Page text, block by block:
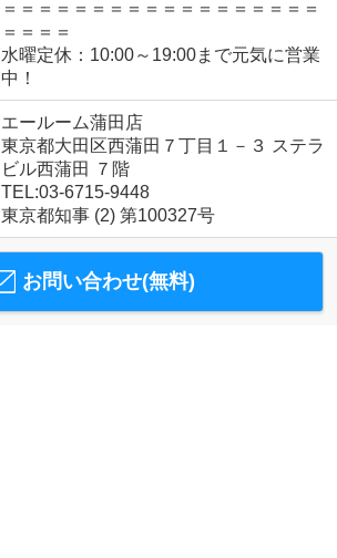
＝＝＝＝＝＝＝＝＝＝＝＝＝＝＝＝＝＝
＝＝＝＝
水曜定休：10:00～19:00まで元気に営業
中！
エールーム蒲田店
東京都大田区西蒲田７丁目１－３ ステラ
ビル西蒲田 ７階
TEL:03-6715-9448
東京都知事 (2) 第100327号
お問い合わせ(無料)